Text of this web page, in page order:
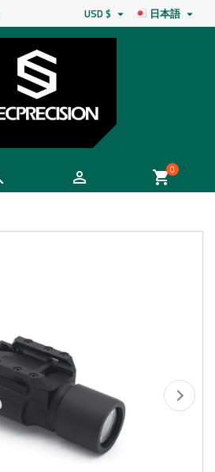
日本語 
USD $ 
 shopping_cart0